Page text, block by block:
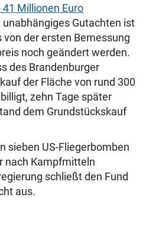
Millionen Euro
unabhängiges Gutachten ist
von der ersten Bemessung
noch geändert werden.
des Brandenburger
der Fläche von rund 300
zehn Tage später
dem Grundstückskauf
sieben US-Fliegerbomben
nach Kampfmitteln
schließt den Fund
aus.